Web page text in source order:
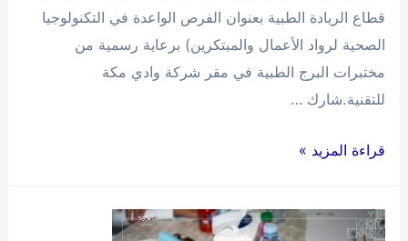
قطاع الريادة الطبية بعنوان الفرص الواعدة في التكنولوجيا
الصحية لرواد الأعمال والمبتكرين) برعاية رسمية من
مختبرات البرج الطبية في مقر شركة وادي مكة
للتقنية.شارك …
إطلاق
في
قراءة المزيد »